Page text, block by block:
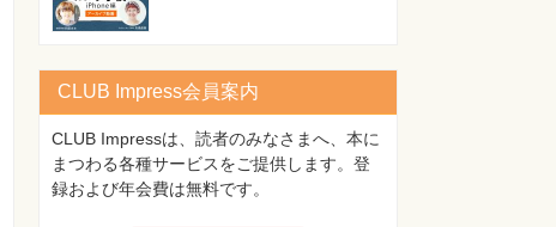
CLUB Impress会員案内
CLUB Impressは、読者のみなさまへ、本に
まつわる各種サービスをご提供します。登
録および年会費は無料です。